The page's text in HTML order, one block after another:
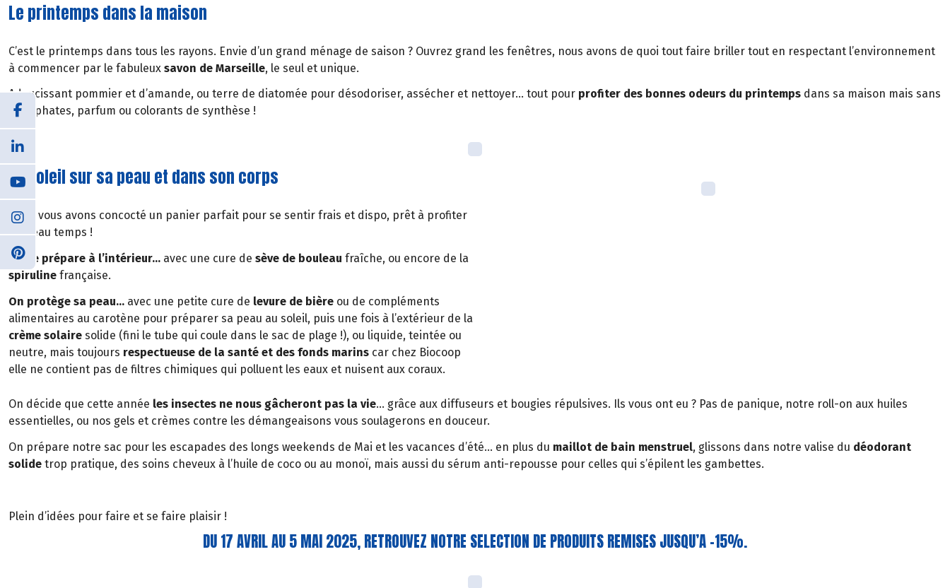
Le printemps dans la maison
C’est le printemps dans tous les rayons. Envie d’un grand ménage de saison ? Ouvrez grand les fenêtres, nous avons de quoi tout faire briller tout en respectant l’environnement
à commencer par le fabuleux savon de Marseille, le seul et unique.
Adoucissant pommier et d’amande, ou terre de diatomée pour désodoriser, assécher et nettoyer… tout pour profiter des bonnes odeurs du printemps dans sa maison mais sans
phosphates, parfum ou colorants de synthèse !
Le soleil sur sa peau et dans son corps
Nous vous avons concocté un panier parfait pour se sentir frais et dispo, prêt à profiter
du beau temps !
On se prépare à l’intérieur… avec une cure de sève de bouleau fraîche, ou encore de la
spiruline française.
On protège sa peau… avec une petite cure de levure de bière ou de compléments
alimentaires au carotène pour préparer sa peau au soleil, puis une fois à l’extérieur de la
crème solaire solide (fini le tube qui coule dans le sac de plage !), ou liquide, teintée ou
neutre, mais toujours respectueuse de la santé et des fonds marins car chez Biocoop
elle ne contient pas de filtres chimiques qui polluent les eaux et nuisent aux coraux.
On décide que cette année les insectes ne nous gâcheront pas la vie… grâce aux diffuseurs et bougies répulsives. Ils vous ont eu ? Pas de panique, notre roll-on aux huiles
essentielles, ou nos gels et crèmes contre les démangeaisons vous soulagerons en douceur.
On prépare notre sac pour les escapades des longs weekends de Mai et les vacances d’été… en plus du maillot de bain menstruel, glissons dans notre valise du déodorant
solide trop pratique, des soins cheveux à l’huile de coco ou au monoï, mais aussi du sérum anti-repousse pour celles qui s’épilent les gambettes.
Plein d’idées pour faire et se faire plaisir !
DU 17 AVRIL AU 5 MAI 2025, RETROUVEZ NOTRE SELECTION DE PRODUITS REMISES JUSQU’A -15%.